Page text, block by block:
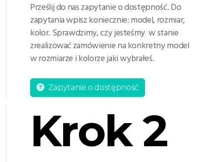
Prześlij do nas zapytanie o dostępność. Do
zapytania wpisz koniecznie: model, rozmiar,
kolor. Sprawdzimy, czy jesteśmy w stanie
zrealizować zamówienie na konkretny model
w rozmiarze i kolorze jaki wybrałeś.
Zapytanie o dostępność
Krok 2